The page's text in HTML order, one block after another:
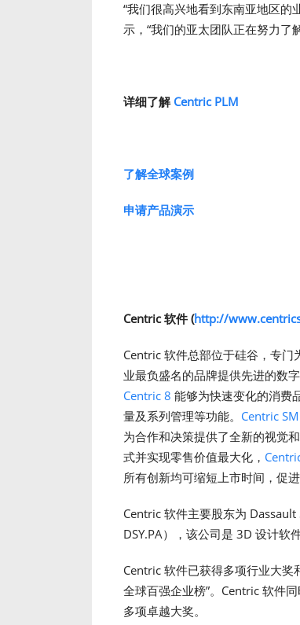
“我们很高兴地看到东南亚地区的
示，“我们的亚太团队正在努力了
详细了解 Centric PLM
了解全球案例
申请产品演示
Centric软件(http://
Centric 软件总部位于硅谷，专
业最负盛名的品牌提供先进的数
Centric 8 能够为快速变化的消费
量及系列管理等功能。 Centric
为合作和决策提供了全新的视觉
式并实现零售价值最大化，
所有创新均可缩短上市时间，促
Centric 软件主要股东为
DSY.PA），该公司是 3D 设计软
Centric 软件已获得多项行业大
全球百强企业榜”。Centric 软件
多项卓越大奖。